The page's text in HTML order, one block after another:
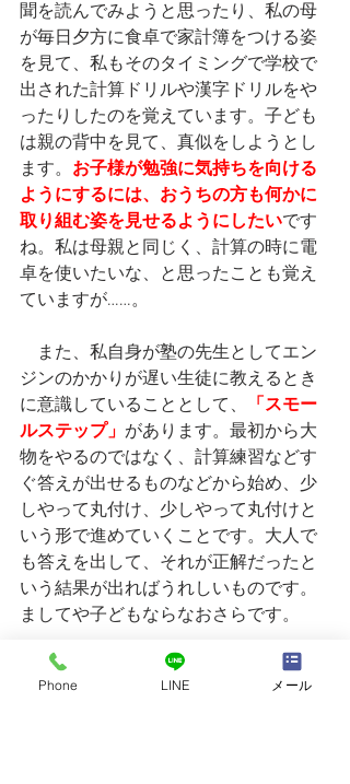
聞を読んでみようと思ったり、私の母
が毎日夕方に食卓で家計簿をつける姿
を見て、私もそのタイミングで学校で
出された計算ドリルや漢字ドリルをや
ったりしたのを覚えています。子ども
は親の背中を見て、真似をしようとし
ます。 お子様が勉強に気持ちを向ける
ようにするには、おうちの方も何かに
取り組む姿を見せるようにしたいです
ね。私は母親と同じく、計算の時に電
卓を使いたいな、と思ったことも覚え
ていますが……。
また、私自身が塾の先生としてエン
ジンのかかりが遅い生徒に教えるとき
に意識していることとして、
「スモー
ルステップ」 があります。最初から大
物をやるのではなく、計算練習などす
ぐ答えが出せるものなどから始め、少
しやって丸付け、少しやって丸付けと
いう形で進めていくことです。大人で
も答えを出して、それが正解だったと
いう結果が出ればうれしいものです。
ましてや子どもならなおさらです。
そして一番大切なのは、この取り組
みを続けることです。先ほど申し上げ
Phone LINE メール